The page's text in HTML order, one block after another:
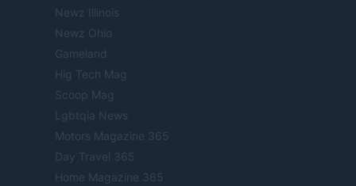
Newz Illinois
Newz Ohio
Gameland
Hig Tech Mag
Scoop Mag
Lgbtqia News
Motors Magazine 365
Day Travel 365
Home Magazine 365